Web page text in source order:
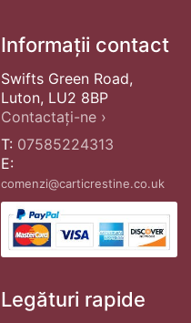
Informații contact
Swifts Green Road,
Luton, LU2 8BP
Contactați-ne ›
T: 07585224313
E:
comenzi@carticrestine.co.uk
Legături rapide